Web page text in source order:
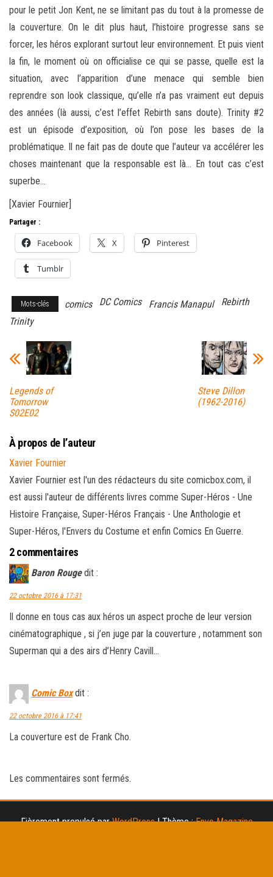
pour le petit Jon Kent, ne se limitant pas du tout à la promesse de
la couverture. On le dit plus haut, l’histoire progresse sans se
forcer, les héros explorant surtout leur environnement. Et puis vient
la fin, le moment où on officialise ce qui se passe, quelle est la
situation, avec l’apparition d’une menace qui semble bien
reprendre son look classique, qu’elle n’a pas vraiment eut depuis
des années (là aussi, c’est l’effet Rebirth sans doute). Trinity #2
est un épisode d’exposition, où l’on pose les bases de la
problématique. Il ne fait pas de doute que l’auteur va accélérer les
choses maintenant que la responsable est là… En tout cas c’est
superbe…
[Xavier Fournier]
Partager :
Facebook X Pinterest
Tumblr
Mots-clés comics DC Comics Francis Manapul
Rebirth
Trinity
Legends of
Tomorrow
S02E02
Steve Dillon
(1962-2016)
À propos de l’auteur
Xavier Fournier
Xavier Fournier est l'un des rédacteurs du site comicbox.com, il
est aussi l'auteur de différents livres comme Super-Héros - Une
Histoire Française, Super-Héros Français - Une Anthologie et
Super-Héros, l'Envers du Costume et enfin Comics En Guerre.
2 commentaires
Baron Rouge dit :
22 octobre 2016 à 17:31
Il donne en tous cas aux héros un aspect proche de leur version
cinématographique , si j’en juge par la couverture , notamment son
Superman qui a des airs d’Henry Cavill…
Comic Box dit :
22 octobre 2016 à 17:41
La couverture est de Frank Cho.
Les commentaires sont fermés.
Fièrement propulsé parWordPress |Thème :Envo Magazine